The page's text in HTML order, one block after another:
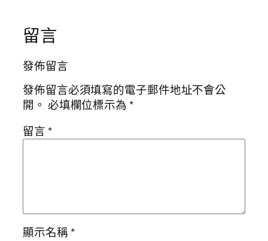
留言
發佈留言
發佈留言必須填寫的電子郵件地址不會公
開。 必填欄位標示為*
留言*
顯示名稱*